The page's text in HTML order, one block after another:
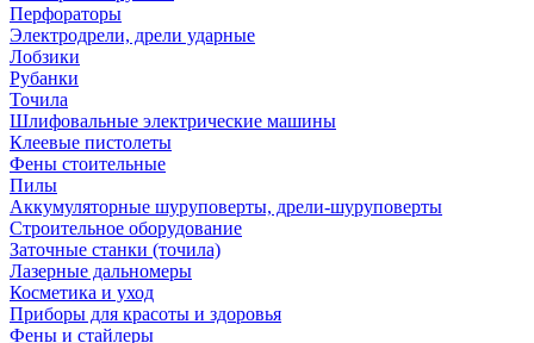
Перфораторы
Электродрели, дрели ударные
Лобзики
Рубанки
Точила
Шлифовальные электрические машины
Клеевые пистолеты
Фены стоительные
Пилы
Аккумуляторные шуруповерты, дрели-шуруповерты
Строительное оборудование
Заточные станки (точила)
Лазерные дальномеры
Косметика и уход
Приборы для красоты и здоровья
Фены и стайлеры